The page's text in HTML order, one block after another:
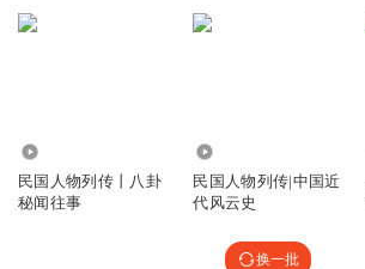
民国人物列传丨八卦
秘闻往事
民国人物列传|中国近
代风云史
换一批